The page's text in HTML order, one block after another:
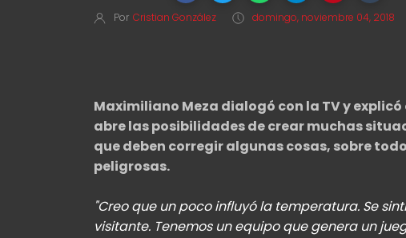
Por Cristian González domingo, noviembre 04, 2018
Maximiliano Meza dialogó con la TV y
abre las posibilidades de crear muchas
que deben corregir algunas cosas, sobre
peligrosas.
"Creo que un poco influyó la temperatura. Se
visitante. Tenemos un equipo que genera un